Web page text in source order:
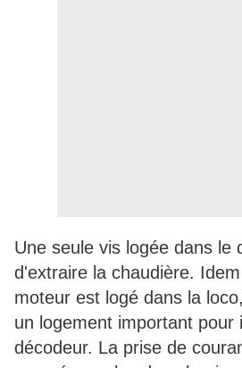
Une seule vis logée dans
d'extraire la chaudière.
moteur est logé dans la
un logement important pour
décodeur. La prise de